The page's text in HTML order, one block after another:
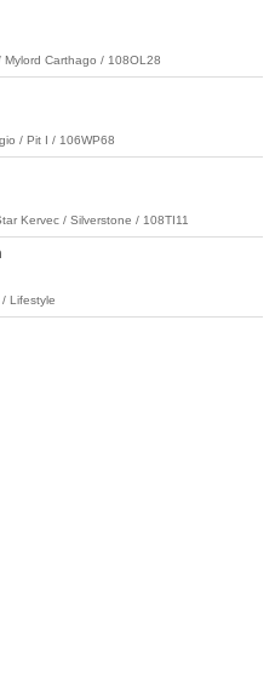
Carthago / 108OL28
/ Pit I / 106WP68
Kervec / Silverstone / 108TI11
Lifestyle